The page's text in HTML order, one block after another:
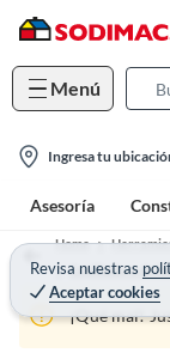
Menú
a
Ingresa tu
Asesoría
Revisa nuestras
Aceptar cookies
Home
Cepilladora de
¡Qué mal!